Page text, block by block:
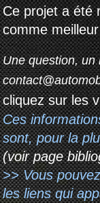
Ce projet a été
comme
Une question, un
cliquez sur les
Ces
sont, pour la
(voir page
>> Vous
les liens qui